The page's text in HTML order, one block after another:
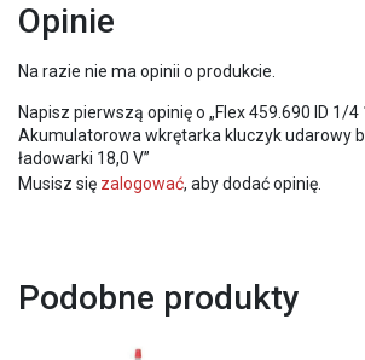
Opinie
Na razie nie ma opinii o produkcie.
Napisz pierwszą opinię o „Flex 459.690 ID 1/4
Akumulatorowa wkrętarka kluczyk udarowy
ładowarki 18,0 V”
Musisz się zalogować, aby dodać opinię.
Podobne produkty